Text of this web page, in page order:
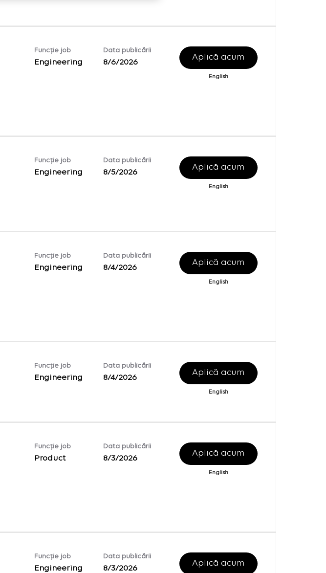
Funcție job
Engineering
Data publicării
8/6/2026
Aplică acum
English
Funcție job
Engineering
Data publicării
8/5/2026
Aplică acum
English
Funcție job
Engineering
Data publicării
8/4/2026
Aplică acum
English
Funcție job
Engineering
Data publicării
8/4/2026
Aplică acum
English
Funcție job
Product
Data publicării
8/3/2026
Aplică acum
English
Funcție job
Engineering
Data publicării
8/3/2026
Aplică acum